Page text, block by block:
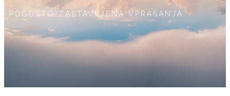
POGOSTO ZASTAVLJENA VPRAŠANJA